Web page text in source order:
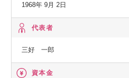
1968年 9月 2日
代表者
三好 一郎
資本金